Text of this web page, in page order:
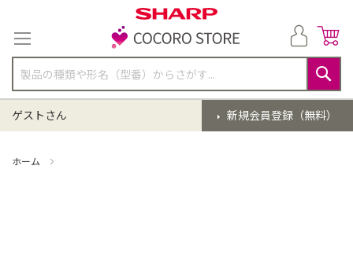
テ
ン
ツ
ス
キ
ッ
検
索
新規会員登録（無料）
ゲストさん
ホーム